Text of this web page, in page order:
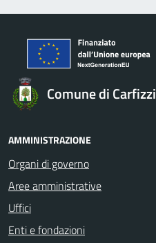
Comune di Carfizzi
AMMINISTRAZIONE
Organi di governo
Aree amministrative
Uffici
Enti e fondazioni